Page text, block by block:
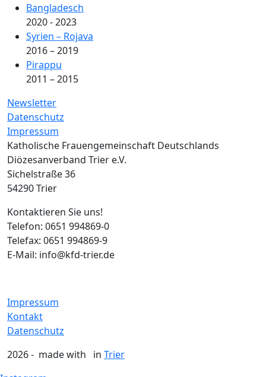
Bangladesch
2020 - 2023
Syrien – Rojava
2016 – 2019
Pirappu
2011 – 2015
Newsletter
Datenschutz
Impressum
Katholische Frauengemeinschaft Deutschlands
Diözesanverband Trier e.V.
Sichelstraße 36
54290 Trier
Kontaktieren Sie uns!
Telefon: 0651 994869-0
Telefax: 0651 994869-9
E-Mail: info@kfd-trier.de
Impressum
Kontakt
Datenschutz
2026 - made with
in Trier